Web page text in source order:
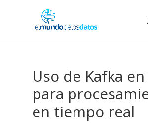
Uso de Kafka en
para
en tiempo real